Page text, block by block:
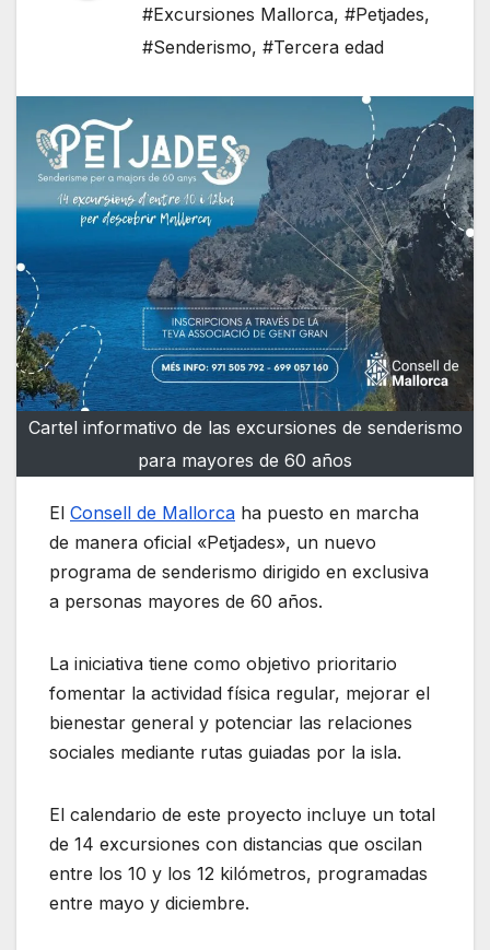
#Excursiones Mallorca, #Petjades,
#Senderismo, #Tercera edad
Cartel informativo de las excursiones de senderismo
para mayores de 60 años
El Consell de Mallorca ha puesto en marcha
de manera oficial «Petjades», un nuevo
programa de senderismo dirigido en exclusiva
a personas mayores de 60 años.
La iniciativa tiene como objetivo prioritario
fomentar la actividad física regular, mejorar el
bienestar general y potenciar las relaciones
sociales mediante rutas guiadas por la isla.
El calendario de este proyecto incluye un total
de 14 excursiones con distancias que oscilan
entre los 10 y los 12 kilómetros, programadas
entre mayo y diciembre.